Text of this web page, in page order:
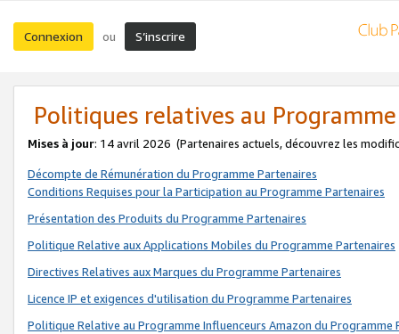
Connexion ou S’inscrire
Politiques relatives au
Mises à jour: 14 avril 2026 (Partenaires actuels, découvrez les
Décompte de Rémunération du Programme Partenaires
Conditions Requises pour la Participation au Programme Partenaires
Présentation des Produits du Programme Partenaires
Politique Relative aux Applications Mobiles du Programme Partenaires
Directives Relatives aux Marques du Programme Partenaires
Licence IP et exigences d'utilisation du Programme Partenaires
Politique Relative au Programme Influenceurs Amazon du Programme